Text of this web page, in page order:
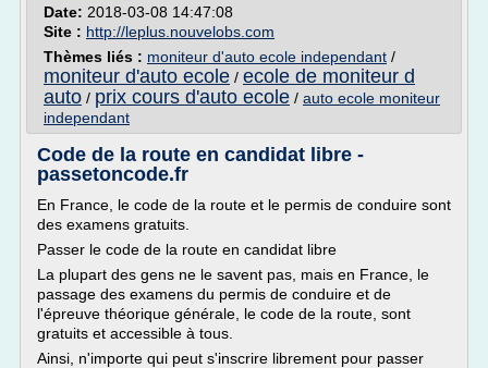
Date: 2018-03-08 14:47:08
Site : http://leplus.nouvelobs.com
Thèmes liés : moniteur d'auto ecole independant /
moniteur d'auto ecole / ecole de moniteur d
auto / prix cours d'auto ecole / auto ecole moniteur
independant
Code de la route en candidat libre -
passetoncode.fr
En France, le code de la route et le permis de conduire sont
des examens gratuits.
Passer le code de la route en candidat libre
La plupart des gens ne le savent pas, mais en France, le
passage des examens du permis de conduire et de
l'épreuve théorique générale, le code de la route, sont
gratuits et accessible à tous.
Ainsi, n'importe qui peut s'inscrire librement pour passer